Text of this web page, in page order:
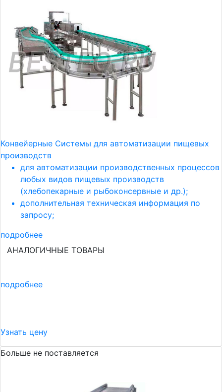
Конвейерные Системы для автоматизации пищевых
производств
для автоматизации производственных процессов
любых видов пищевых производств
(хлебопекарные и рыбоконсервные и др.);
дополнительная техническая информация по
запросу;
подробнее
АНАЛОГИЧНЫЕ ТОВАРЫ
подробнее
Узнать цену
Больше не поставляется